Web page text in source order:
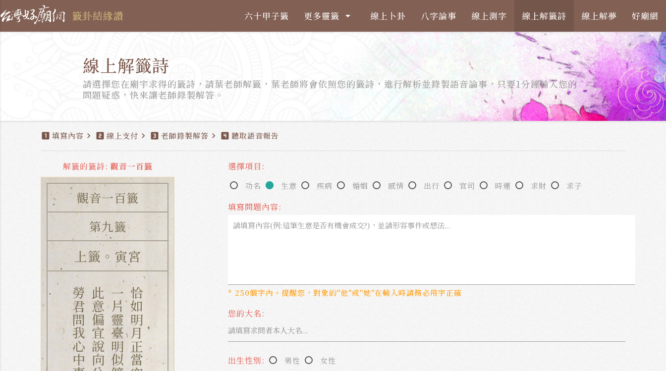
籤卦結緣讚 六十甲子籤 更多靈籤 arrow_drop_down 線上卜卦 八字論事 線上測字 線上解籤詩 線上解夢 好廟網
線上解籤詩
請選擇您在廟宇求得的籤詩，請葉老師解籤，葉老師將會依照您的籤詩，進行解析並錄製語音論事，只要1分鐘輸入您的
問題疑惑，快來讓老師錄製解答。
looks_one 填寫內容 chevron_right looks_two 線上支付 chevron_right looks_3 老師錄製解答 chevron_right looks_4 聽取語音報告
解籤的籤詩: 觀音一百籤
觀音一百籤
第九籤
上籤。寅宮
勞君問我心中事、此意偏宜說向公、一片靈臺明似鏡、恰如明月正當空。
選擇項目:
功名 生意 疾病 婚姻 感情 出行 官司 時運 求財 求子
填寫問題內容:
* 250個字內。提醒您，對象的"他"或"她"在輸入時請務必用字正確
您的大名:
出生性別: 男性 女性